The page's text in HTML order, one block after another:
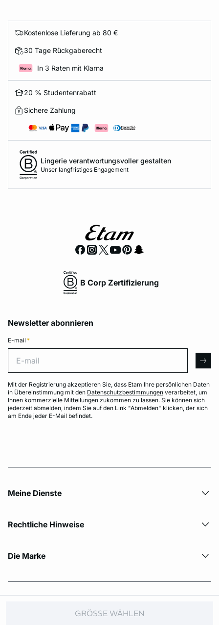
GRÖSSE WÄHLEN
Kostenlose Lieferung ab 80 €
30 Tage Rückgaberecht
In 3 Raten mit Klarna
20 % Studentenrabatt
Sichere Zahlung
Lingerie verantwortungsvoller gestalten
Unser langfristiges Engagement
B Corp Zertifizierung
Newsletter abonnieren
E-mail *
Mit der Registrierung akzeptieren Sie, dass Etam Ihre persönlichen Daten
in Übereinstimmung mit den Datenschutzbestimmungen verarbeitet, um
Ihnen kommerzielle Mitteilungen zukommen zu lassen. Sie können sich
jederzeit abmelden, indem Sie auf den Link "Abmelden" klicken, der sich
am Ende jeder E-Mail befindet.
Meine Dienste
Rechtliche Hinweise
Die Marke